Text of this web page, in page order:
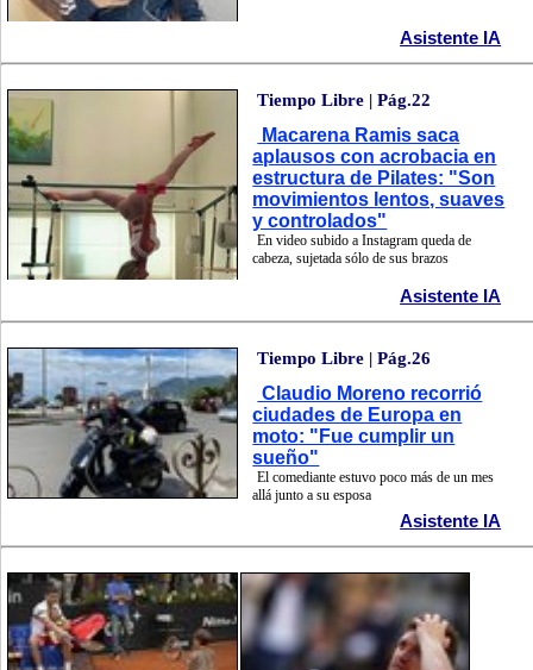
Asistente IA
Tiempo Libre | Pág.22
Macarena Ramis saca
aplausos con acrobacia en
estructura de Pilates: "Son
movimientos lentos, suaves
y controlados"
En video subido a Instagram queda de
cabeza, sujetada sólo de sus brazos
Asistente IA
Tiempo Libre | Pág.26
Claudio Moreno recorrió
ciudades de Europa en
moto: "Fue cumplir un
sueño"
El comediante estuvo poco más de un mes
allá junto a su esposa
Asistente IA